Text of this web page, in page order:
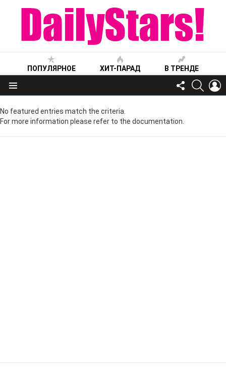
ПОПУЛЯРНОЕ ХИТ-ПАРАД В ТРЕНДЕ
Меню
FOLLOW
US
No featured entries match the criteria.
For more information please refer to the documentation.